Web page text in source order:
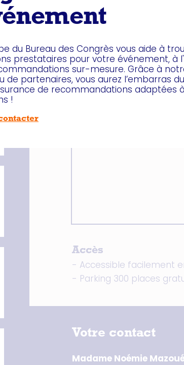
Superficie
8 m²
Meal
Réunion
Capacité
Accès
- Accessible facilement
- Parking 300 places
Votre contact
Madame Noémie
du Bureau des Congrès vous aide à
prestataires pour votre événement, à
sur-mesure. Grâce à
de partenaires, vous aurez l’embarras
de recommandations adaptées
!